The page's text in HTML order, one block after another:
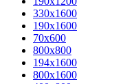
330x1600
190x1600
70x600
800x800
194x1600
800x1600